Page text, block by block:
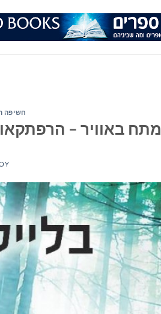
חשיפה
מתח באוויר –